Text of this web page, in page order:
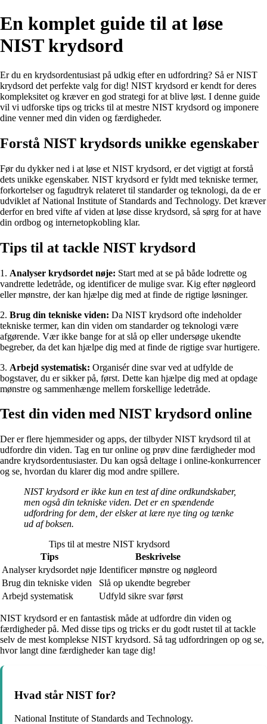
En komplet guide til at løse
NIST krydsord
Er du en krydsordentusiast på udkig efter en udfordring? Så er NIST
krydsord det perfekte valg for dig! NIST krydsord er kendt for deres
kompleksitet og kræver en god strategi for at blive løst. I denne guide
vil vi udforske tips og tricks til at mestre NIST krydsord og imponere
dine venner med din viden og færdigheder.
Forstå NIST krydsords unikke egenskaber
Før du dykker ned i at løse et NIST krydsord, er det vigtigt at forstå
dets unikke egenskaber. NIST krydsord er fyldt med tekniske termer,
forkortelser og fagudtryk relateret til standarder og teknologi, da de er
udviklet af National Institute of Standards and Technology. Det kræver
derfor en bred vifte af viden at løse disse krydsord, så sørg for at have
din ordbog og internetopkobling klar.
Tips til at tackle NIST krydsord
1. Analyser krydsordet nøje: Start med at se på både lodrette og
vandrette ledetråde, og identificer de mulige svar. Kig efter nøgleord
eller mønstre, der kan hjælpe dig med at finde de rigtige løsninger.
2. Brug din tekniske viden: Da NIST krydsord ofte indeholder
tekniske termer, kan din viden om standarder og teknologi være
afgørende. Vær ikke bange for at slå op eller undersøge ukendte
begreber, da det kan hjælpe dig med at finde de rigtige svar hurtigere.
3. Arbejd systematisk: Organisér dine svar ved at udfylde de
bogstaver, du er sikker på, først. Dette kan hjælpe dig med at opdage
mønstre og sammenhænge mellem forskellige ledetråde.
Test din viden med NIST krydsord online
Der er flere hjemmesider og apps, der tilbyder NIST krydsord til at
udfordre din viden. Tag en tur online og prøv dine færdigheder mod
andre krydsordentusiaster. Du kan også deltage i online-konkurrencer
og se, hvordan du klarer dig mod andre spillere.
NIST krydsord er ikke kun en test af dine ordkundskaber,
men også din tekniske viden. Det er en spændende
udfordring for dem, der elsker at lære nye ting og tænke
ud af boksen.
Tips til at mestre NIST krydsord
Tips
Beskrivelse
Analyser krydsordet nøje Identificer mønstre og nøgleord
Brug din tekniske viden
Slå op ukendte begreber
Arbejd systematisk
Udfyld sikre svar først
NIST krydsord er en fantastisk måde at udfordre din viden og
færdigheder på. Med disse tips og tricks er du godt rustet til at tackle
selv de mest komplekse NIST krydsord. Så tag udfordringen op og se,
hvor langt dine færdigheder kan tage dig!
Hvad står NIST for?
National Institute of Standards and Technology.